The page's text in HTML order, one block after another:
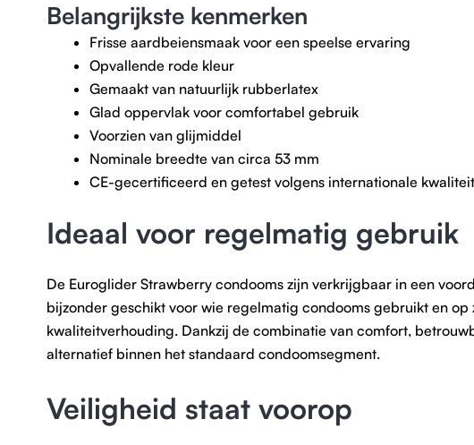
Belangrijkste kenmerken
Frisse aardbeiensmaak voor een speelse ervaring
Opvallende rode kleur
Gemaakt van natuurlijk rubberlatex
Glad oppervlak voor comfortabel gebruik
Voorzien van glijmiddel
Nominale breedte van circa 53 mm
CE-gecertificeerd en getest volgens internationale
Ideaal voor regelmatig gebruik
De Euroglider Strawberry condooms zijn verkrijgbaar in een
bijzonder geschikt voor wie regelmatig condooms gebruikt en op
kwaliteitverhouding. Dankzij de combinatie van comfort,
alternatief binnen het standaard condoomsegment.
Veiligheid staat voorop